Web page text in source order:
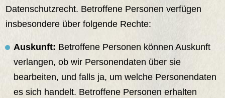
Datenschutzrecht. Betroffene Personen verfügen
insbesondere über folgende Rechte:
Auskunft: Betroffene Personen können Auskunft
verlangen, ob wir Personendaten über sie
bearbeiten, und falls ja, um welche Personendaten
es sich handelt. Betroffene Personen erhalten